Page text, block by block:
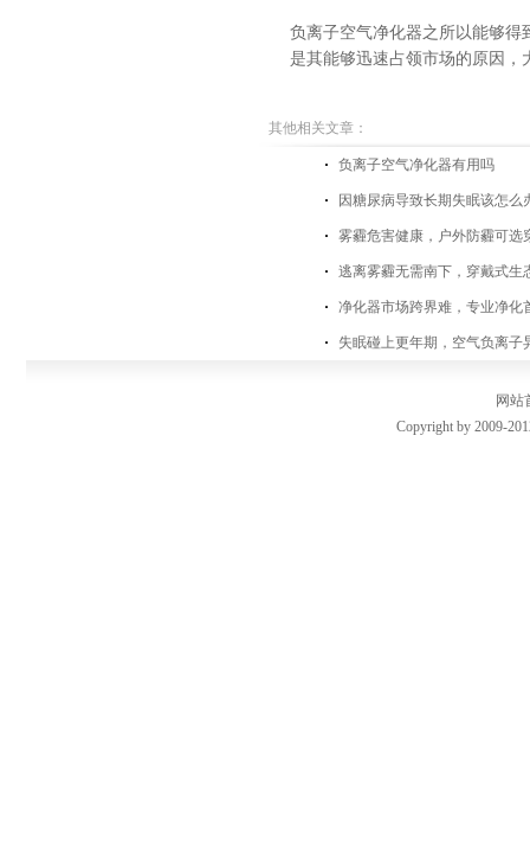
负离子空气净化器之所以能够得
是其能够迅速占领市场的原因，
其他相关文章：
负离子空气净化器有用吗
因糖尿病导致长期失眠该怎么
雾霾危害健康，户外防霾可选
逃离雾霾无需南下，穿戴式生
净化器市场跨界难，专业净化
失眠碰上更年期，空气负离子
网站
Copyright by 2009-